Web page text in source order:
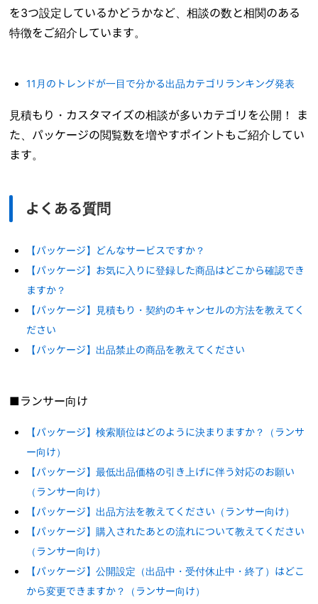
を3つ設定しているかどうかなど、相談の数と相関のある
特徴をご紹介しています。
11月のトレンドが一目で分かる出品カテゴリランキング発表
見積もり・カスタマイズの相談が多いカテゴリを公開！ ま
た、パッケージの閲覧数を増やすポイントもご紹介してい
ます。
よくある質問
【パッケージ】どんなサービスですか？
【パッケージ】お気に入りに登録した商品はどこから確認でき
ますか？
【パッケージ】見積もり・契約のキャンセルの方法を教えてく
ださい
【パッケージ】出品禁止の商品を教えてください
■ランサー向け
【パッケージ】検索順位はどのように決まりますか？（ランサ
ー向け）
【パッケージ】最低出品価格の引き上げに伴う対応のお願い
（ランサー向け）
【パッケージ】出品方法を教えてください（ランサー向け）
【パッケージ】購入されたあとの流れについて教えてください
（ランサー向け）
【パッケージ】公開設定（出品中・受付休止中・終了）はどこ
から変更できますか？（ランサー向け）